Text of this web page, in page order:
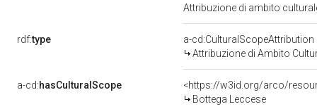
Attribuzione di ambito
rdf:type
a-cd:CulturalScopeAttribution
Attribuzione di Ambito
a-cd:hasCulturalScope
<https://w3id.org/arco/
Bottega Leccese